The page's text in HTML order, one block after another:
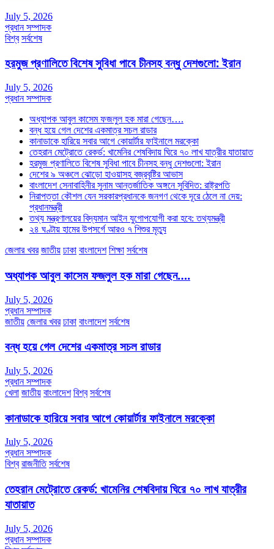
July 5, 2026
প্রধান সম্পাদক
বিশ্ব সর্বশেষ
হরমুজ প্রণালিতে বিশেষ সুবিধা পাবে চীনসহ বন্ধু দেশগুলো: ইরান
July 5, 2026
প্রধান সম্পাদক
অধ্যাপক আবুল কাসেম ফজলুল হক মারা গেছেন….
বন্ধ হয়ে গেল দেশের একমাত্র সচল রাডার
কানাডাকে হারিয়ে সবার আগে কোয়ার্টার ফাইনালে মরক্কো
তেহরান মেট্রোতে রেকর্ড: খামেনির শেষবিদায় ঘিরে ৭০ লাখ যাত্রীর যাতায়াত
হরমুজ প্রণালিতে বিশেষ সুবিধা পাবে চীনসহ বন্ধু দেশগুলো: ইরান
দেশের ৯ অঞ্চলে ঝোড়ো হাওয়াসহ বজ্রবৃষ্টির আভাস
বাংলাদেশ সেনাবাহিনীর সুনাম আন্তর্জাতিক অঙ্গনে সুবিদিত: রাষ্ট্রপতি
নিরাপত্তা কৌশল যেন সরকারপ্রধানকে জনগণ থেকে দূরে ঠেলে না দেয়:
প্রধানমন্ত্রী
তথ্য মন্ত্রণালয়ের বিদ্যমান আইন যুগোপযোগী করা হবে: তথ্যমন্ত্রী
২৪ ঘণ্টায় হামের উপসর্গে আরও ৭ শিশুর মৃত্যু
জেলার খবর জাতীয় ঢাকা বাংলাদেশ শিক্ষা সর্বশেষ
অধ্যাপক আবুল কাসেম ফজলুল হক মারা গেছেন….
July 5, 2026
প্রধান সম্পাদক
জাতীয় জেলার খবর ঢাকা বাংলাদেশ সর্বশেষ
বন্ধ হয়ে গেল দেশের একমাত্র সচল রাডার
July 5, 2026
প্রধান সম্পাদক
খেলা জাতীয় বাংলাদেশ বিশ্ব সর্বশেষ
কানাডাকে হারিয়ে সবার আগে কোয়ার্টার ফাইনালে মরক্কো
July 5, 2026
প্রধান সম্পাদক
বিশ্ব রাজনীতি সর্বশেষ
তেহরান মেট্রোতে রেকর্ড: খামেনির শেষবিদায় ঘিরে ৭০ লাখ যাত্রীর
যাতায়াত
July 5, 2026
প্রধান সম্পাদক